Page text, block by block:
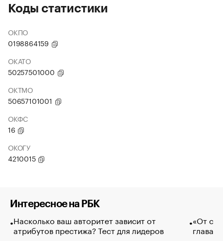
Коды статистики
ОКПО
0198864159
ОКАТО
50257501000
ОКТМО
50657101001
ОКФС
16
ОКОГУ
4210015
Интересное на РБК
Насколько ваш авторитет зависит от
атрибутов престижа? Тест для лидеров
«От
глава